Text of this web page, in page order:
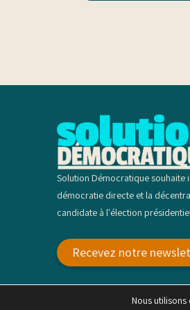
Solution Démocratique souhaite
démocratie directe et la
candidate à l'élection
Recevez notre
Nous